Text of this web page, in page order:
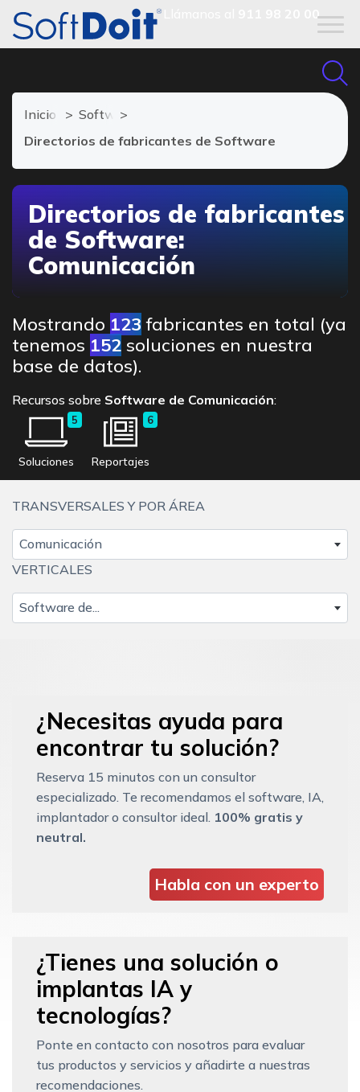
911 98 20 00
Inicio
Software de Comunicación
Directorios de fabricantes de Software
Directorios de fabricantes
de Software:
Comunicación
Mostrando 123 fabricantes en total (ya
tenemos 152 soluciones en nuestra
base de datos).
Recursos sobre Software de Comunicación:
5
Soluciones
6
Reportajes
TRANSVERSALES Y POR ÁREA
Comunicación
VERTICALES
Software de...
¿Necesitas ayuda para
encontrar tu solución?
Reserva 15 minutos con un consultor
especializado. Te recomendamos el software, IA,
implantador o consultor ideal. 100% gratis y
neutral.
Habla con un experto
¿Tienes una solución o
implantas IA y
tecnologías?
Ponte en contacto con nosotros para evaluar
tus productos y servicios y añadirte a nuestras
recomendaciones.